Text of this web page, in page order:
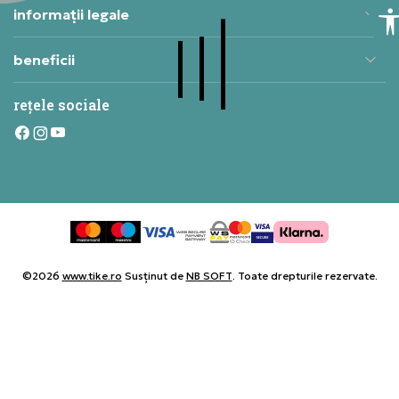
informații legale
beneficii
rețele sociale
©2026 www.tike.ro Susținut de NB SOFT. Toate drepturile rezervate.